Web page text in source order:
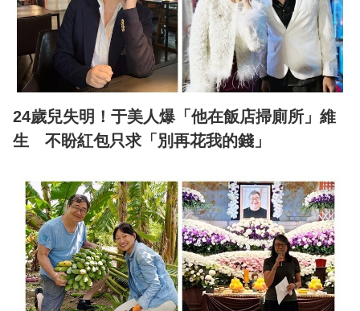
24歲兒失明！于美人爆「他在飯店掃廁所」維
生 不盼紅包只求「別再花我的錢」